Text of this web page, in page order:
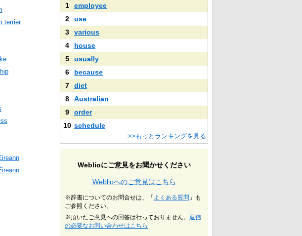
terrier
1
employee
2
use
3
various
4
house
5
usually
6
because
7
diet
8
Australian
9
order
10 schedule
>>もっとランキングを見る
Weblioにご意見をお聞かせください
Weblioへのご意見はこちら
※辞書についてのお問合せは、「 よくある質問 」も
ご参照ください。
※頂いたご意見への回答は行っておりません。 返信
の必要なお問い合わせはこちら